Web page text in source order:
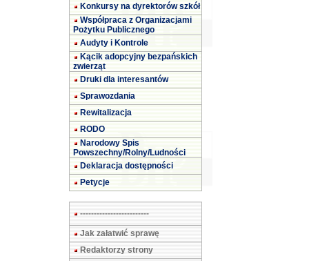
Konkursy na dyrektorów szkół
Współpraca z Organizacjami
Pożytku Publicznego
Audyty i Kontrole
Kącik adopcyjny bezpańskich
zwierząt
Druki dla interesantów
Sprawozdania
Rewitalizacja
RODO
Narodowy Spis
Powszechny/Rolny/Ludności
Deklaracja dostępności
Petycje
-------------------------
Jak załatwić sprawę
Redaktorzy strony